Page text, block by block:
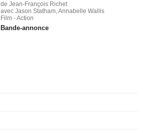
de Jean-François Richet
avec Jason Statham, Annabelle Wallis
Film - Action
Bande-annonce